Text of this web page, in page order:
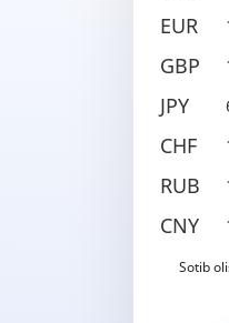
EUR
GBP
JPY
CHF
RUB
CNY
Sotib